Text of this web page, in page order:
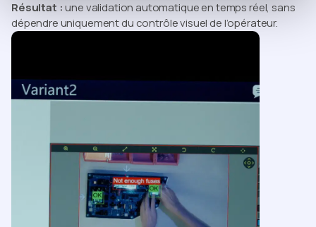
Résultat :une validation automatique en temps réel, sans
dépendre uniquement du contrôle visuel de l’opérateur.